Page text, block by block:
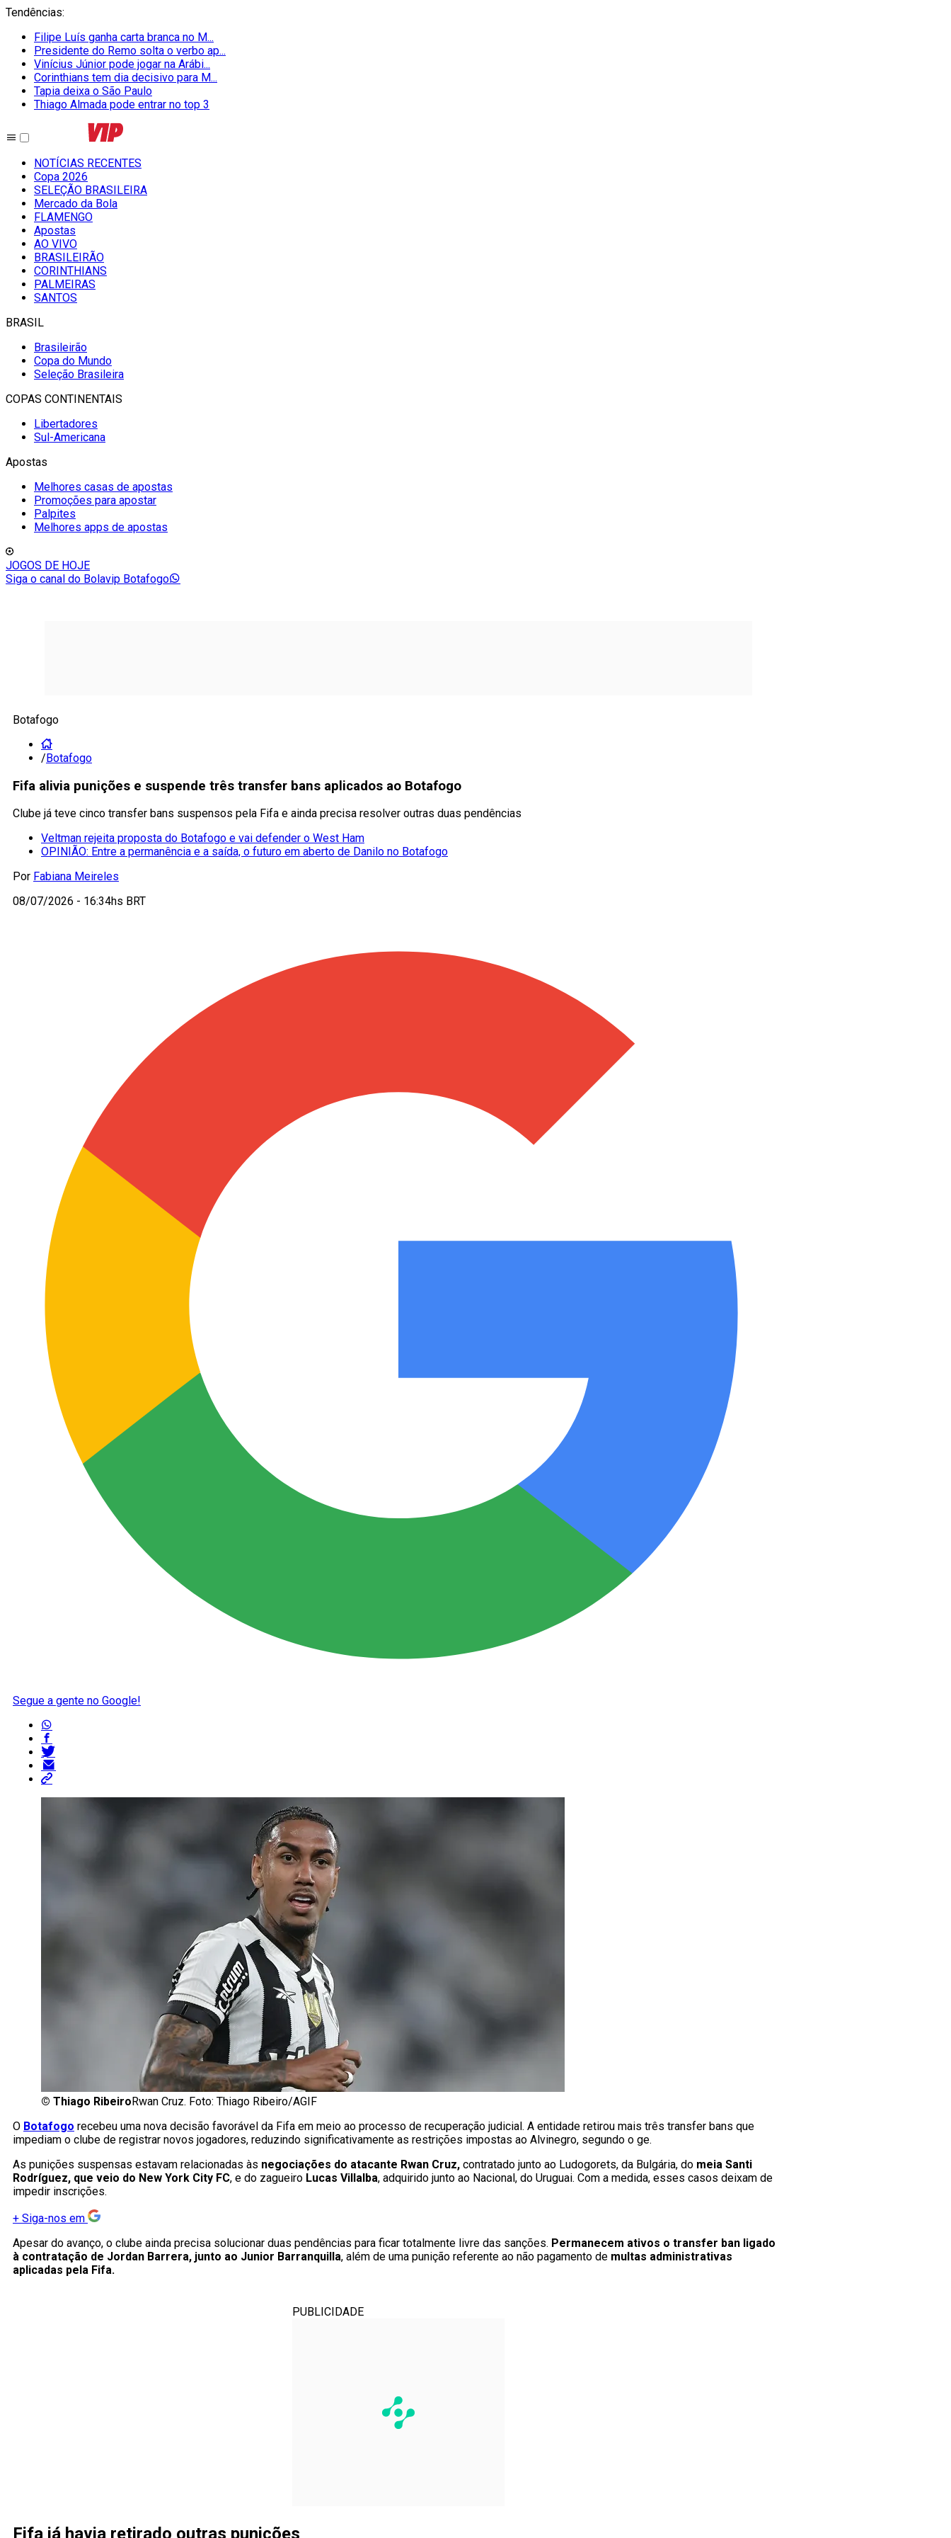
Tendências:
Filipe Luís ganha carta branca no M...
Presidente do Remo solta o verbo ap...
Vinícius Júnior pode jogar na Arábi...
Corinthians tem dia decisivo para M...
Tapia deixa o São Paulo
Thiago Almada pode entrar no top 3
NOTÍCIAS RECENTES
Copa 2026
SELEÇÃO BRASILEIRA
Mercado da Bola
FLAMENGO
Apostas
AO VIVO
BRASILEIRÃO
CORINTHIANS
PALMEIRAS
SANTOS
BRASIL
Brasileirão
Copa do Mundo
Seleção Brasileira
COPAS CONTINENTAIS
Libertadores
Sul-Americana
Apostas
Melhores casas de apostas
Promoções para apostar
Palpites
Melhores apps de apostas
JOGOS DE HOJE
Siga o canal do Bolavip Botafogo
Botafogo
/Botafogo
Fifa alivia punições e suspende três transfer bans aplicados ao Botafogo
Clube já teve cinco transfer bans suspensos pela Fifa e ainda precisa resolver outras duas pendências
Veltman rejeita proposta do Botafogo e vai defender o West Ham
OPINIÃO: Entre a permanência e a saída, o futuro em aberto de Danilo no Botafogo
Por Fabiana Meireles
08/07/2026 - 16:34hs BRT
Segue a gente no Google!
© Thiago Ribeiro Rwan Cruz. Foto: Thiago Ribeiro/AGIF
O Botafogo recebeu uma nova decisão favorável da Fifa em meio ao processo de recuperação judicial. A entidade retirou mais três transfer bans que
impediam o clube de registrar novos jogadores, reduzindo significativamente as restrições impostas ao Alvinegro, segundo o ge.
As punições suspensas estavam relacionadas às negociações do atacante Rwan Cruz, contratado junto ao Ludogorets, da Bulgária, do meia Santi
Rodríguez, que veio do New York City FC, e do zagueiro Lucas Villalba, adquirido junto ao Nacional, do Uruguai. Com a medida, esses casos deixam de
impedir inscrições.
+ Siga-nos em
Apesar do avanço, o clube ainda precisa solucionar duas pendências para ficar totalmente livre das sanções. Permanecem ativos o transfer ban ligado
à contratação de Jordan Barrera, junto ao Junior Barranquilla, além de uma punição referente ao não pagamento de multas administrativas
aplicadas pela Fifa.
PUBLICIDADE